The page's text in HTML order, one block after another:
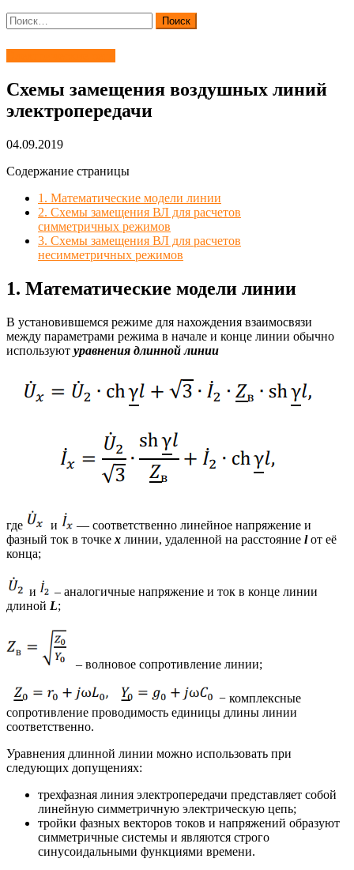
Найти:
Схемы замещения воздушных линий
электропередачи
04.09.2019
Содержание страницы
1. Математические модели линии
2. Схемы замещения ВЛ для расчетов
симметричных режимов
3. Схемы замещения ВЛ для расчетов
несимметричных режимов
1. Математические модели линии
В установившемся режиме для нахождения взаимосвязи
между параметрами режима в начале и конце линии обычно
используют уравнения длинной линии
где и
— соответственно линейное напряжение и
фазный ток в точке х линии, удаленной на расстояние lот её
конца;
и
– аналогичные напряжение и ток в конце линии
длиной L;
– волновое сопротивление линии;
− комплексные
сопротивление проводимость единицы длины линии
соответственно.
Уравнения длинной линии можно использовать при
следующих допущениях:
трехфазная линия электропередачи представляет собой
линейную симметричную электрическую цепь;
тройки фазных векторов токов и напряжений образуют
симметричные системы и являются строго
синусоидальными функциями времени.